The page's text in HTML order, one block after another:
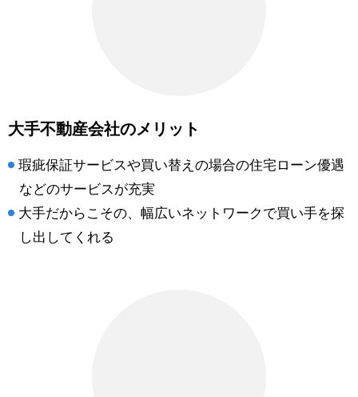
大手不動産会社のメリット
瑕疵保証サービスや買い替えの場合の住宅ローン優遇
などのサービスが充実
大手だからこその、幅広いネットワークで買い手を探
し出してくれる